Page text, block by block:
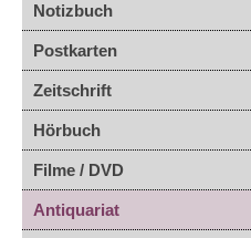
Notizbuch
Postkarten
Zeitschrift
Hörbuch
Filme / DVD
Antiquariat